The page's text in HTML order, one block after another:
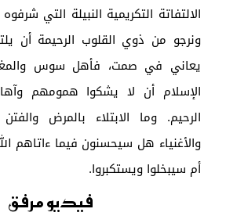
الالتفاتة التكريمية النبيلة التي
ونرجو من ذوي القلوب الرحيمة أن
يعاني في صمت، فأهل سوس
الإسلام أن لا يشكوا همومهم
الرحيم. وما الابتلاء بالمرض والفتن
والأغنياء هل سيحسنون فيما ءاتاهم
أم سيبخلوا ويستكبروا.
فيديو مرفق